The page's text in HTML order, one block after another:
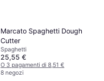
Marcato Spaghetti Dough
Cutter
Spaghetti
25,55 €
O 3 pagamenti di 8,51 €
8 negozi